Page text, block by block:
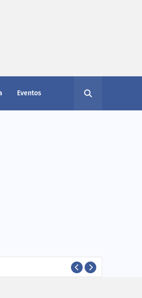
Eventos